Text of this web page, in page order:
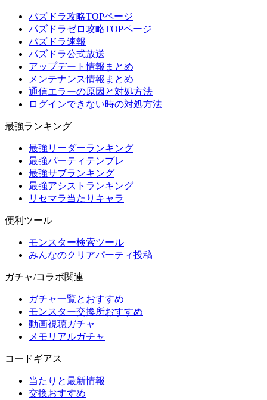
パズドラ攻略TOPページ
パズドラゼロ攻略TOPページ
パズドラ速報
パズドラ公式放送
アップデート情報まとめ
メンテナンス情報まとめ
通信エラーの原因と対処方法
ログインできない時の対処方法
最強ランキング
最強リーダーランキング
最強パーティテンプレ
最強サブランキング
最強アシストランキング
リセマラ当たりキャラ
便利ツール
モンスター検索ツール
みんなのクリアパーティ投稿
ガチャ/コラボ関連
ガチャ一覧とおすすめ
モンスター交換所おすすめ
動画視聴ガチャ
メモリアルガチャ
コードギアス
当たりと最新情報
交換おすすめ